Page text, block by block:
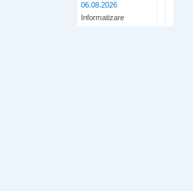
06.08.2026
Informatizare